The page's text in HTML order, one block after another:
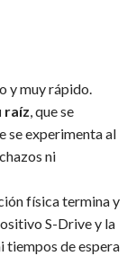
y muy rápido.
raíz, que se
se experimenta al
ni
física termina y
S-Drive y la
tiempos de espera